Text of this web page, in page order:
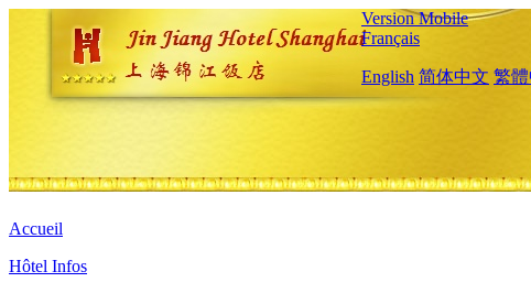
Version Mobile
Français
English 简体中文 繁
Accueil
Hôtel Infos